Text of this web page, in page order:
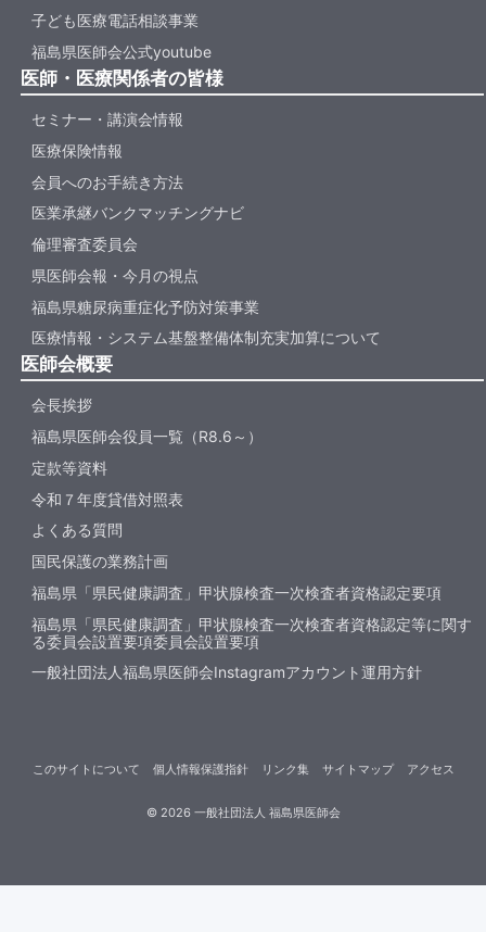
子ども医療電話相談事業
福島県医師会公式youtube
医師・医療関係者の皆様
セミナー・講演会情報
医療保険情報
会員へのお手続き方法
医業承継バンクマッチングナビ
倫理審査委員会
県医師会報・今月の視点
福島県糖尿病重症化予防対策事業
医療情報・システム基盤整備体制充実加算について
医師会概要
会長挨拶
福島県医師会役員一覧（R8.6～）
定款等資料
令和７年度貸借対照表
よくある質問
国民保護の業務計画
福島県「県民健康調査」甲状腺検査一次検査者資格認定要項
福島県「県民健康調査」甲状腺検査一次検査者資格認定等に関す
る委員会設置要項委員会設置要項
一般社団法人福島県医師会Instagramアカウント運用方針
© 2026一般社団法人 福島県医師会
このサイトについて 個人情報保護指針 リンク集 サイトマップ アクセス